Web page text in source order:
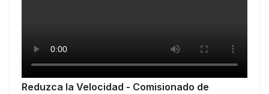
Reduzca la Velocidad - Comisionado de